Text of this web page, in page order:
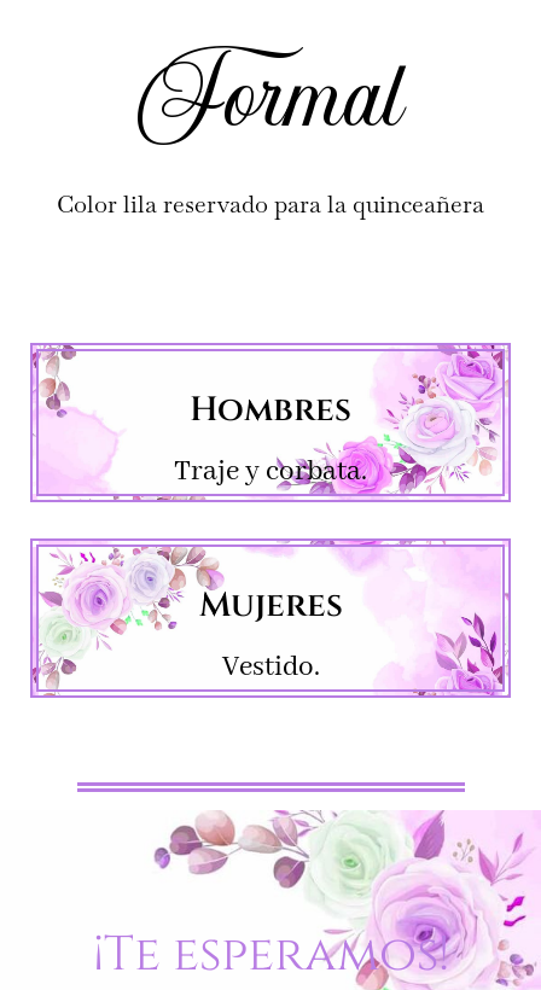
Formal
Color lila reservado para la quinceañera
Hombres
Traje y corbata.
Mujeres
Vestido.
¡Te esperamos!